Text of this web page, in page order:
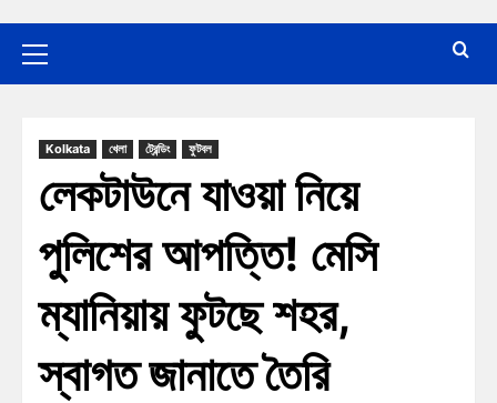
Kolkata খেলা ট্রেন্ডিং ফুটবল
লেকটাউনে যাওয়া নিয়ে
পুলিশের আপত্তি! মেসি
ম্যানিয়ায় ফুটছে শহর,
স্বাগত জানাতে তৈরি